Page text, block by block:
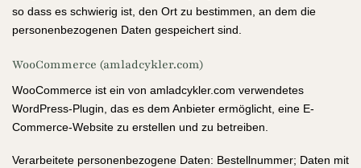
so dass es schwierig ist, den Ort zu bestimmen, an dem die
personenbezogenen Daten gespeichert sind.
WooCommerce (amladcykler.com)
WooCommerce ist ein von amladcykler.com verwendetes
WordPress-Plugin, das es dem Anbieter ermöglicht, eine E-
Commerce-Website zu erstellen und zu betreiben.
Verarbeitete personenbezogene Daten: Bestellnummer; Daten mit